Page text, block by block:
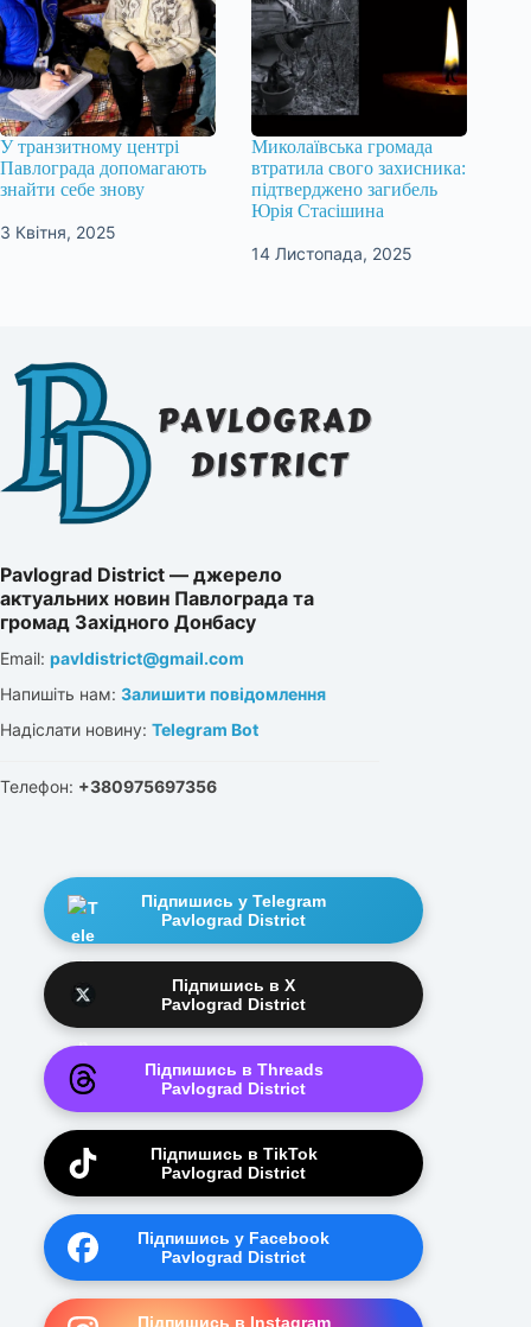
У транзитному центрі
Павлограда допомагають
знайти себе знову
3 Квітня, 2025
Миколаївська громада
втратила свого захисника:
підтверджено загибель
Юрія Стасішина
14 Листопада, 2025
Pavlograd District — джерело
актуальних новин Павлограда та
громад Західного Донбасу
Email: pavldistrict@gmail.com
Напишіть нам: Залишити повідомлення
Надіслати новину: Telegram Bot
Телефон: +380975697356
Підпишись у Telegram
Pavlograd District
Підпишись в X
Pavlograd District
Підпишись в Threads
Pavlograd District
Підпишись в TikTok
Pavlograd District
Підпишись у Facebook
Pavlograd District
Підпишись в Instagram